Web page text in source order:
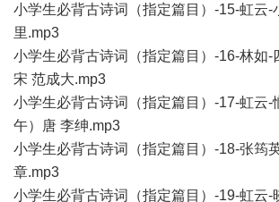
小学生必背古诗词（指定篇目）-15-虹云-
里.mp3
小学生必背古诗词（指定篇目）-16-林如-
宋 范成大.mp3
小学生必背古诗词（指定篇目）-17-虹云-
午）唐 李绅.mp3
小学生必背古诗词（指定篇目）-18-张筠
章.mp3
小学生必背古诗词（指定篇目）-19-虹云-